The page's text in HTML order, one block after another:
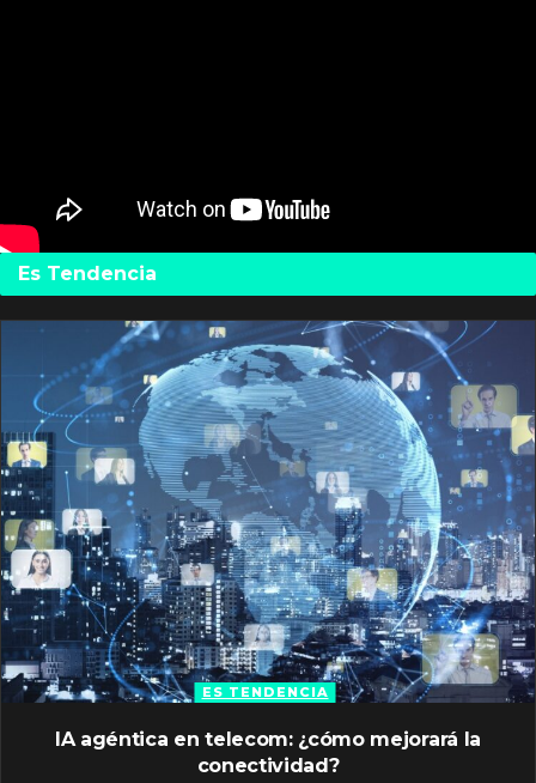
Es Tendencia
ES TENDENCIA
IA agéntica en telecom: ¿cómo mejorará la
conectividad?